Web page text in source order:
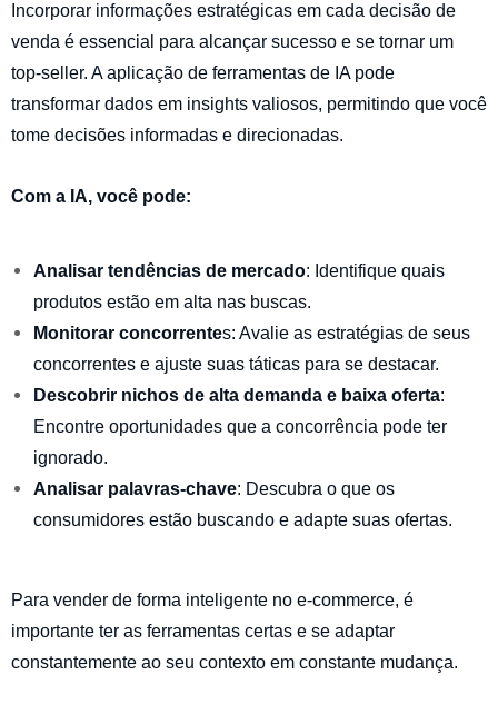
Incorporar informações estratégicas em cada decisão de
venda é essencial para alcançar sucesso e se tornar um
top-seller. A aplicação de ferramentas de IA pode
transformar dados em insights valiosos, permitindo que você
tome decisões informadas e direcionadas.
Com a IA, você pode:
Analisar tendências de mercado: Identifique quais
produtos estão em alta nas buscas.
Monitorar concorrentes: Avalie as estratégias de seus
concorrentes e ajuste suas táticas para se destacar.
Descobrir nichos de alta demanda e baixa oferta:
Encontre oportunidades que a concorrência pode ter
ignorado.
Analisar palavras-chave: Descubra o que os
consumidores estão buscando e adapte suas ofertas.
Para vender de forma inteligente no e-commerce, é
importante ter as ferramentas certas e se adaptar
constantemente ao seu contexto em constante mudança.